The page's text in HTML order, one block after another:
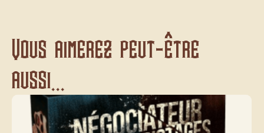
Vous aimerez peut-être
aussi...